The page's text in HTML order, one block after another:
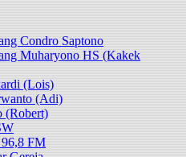
Condro Saptono
Muharyono HS (Kakek
(Lois)
(Adi)
(Robert)
FM